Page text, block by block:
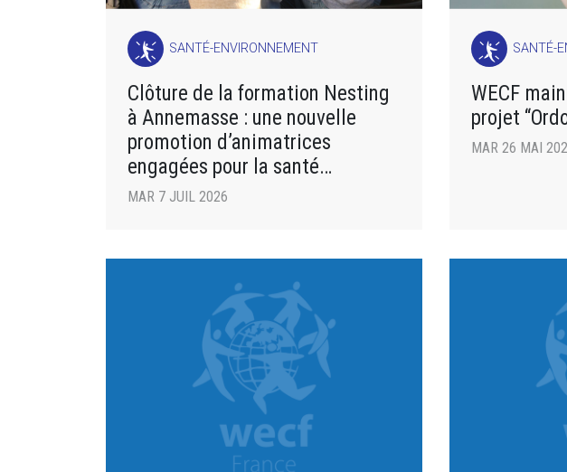
SANTÉ-ENVIRONNEMENT
Clôture de la formation Nesting
à Annemasse : une nouvelle
promotion d’animatrices
engagées pour la santé
environnementale
MAR 7 JUIL 2026
SANTÉ-
WECF
projet
MAR 26 MAI